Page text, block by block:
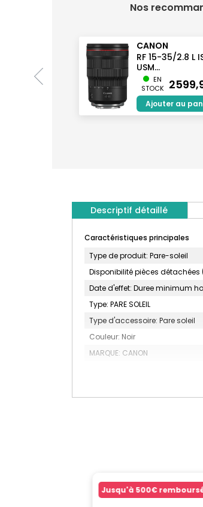
Nos
CANON
RF 15-35/2.8 L
USM...
EN
STOCK
Ajouter au
Descriptif détaillé
Caractéristiques principales
Type de produit: Pare-soleil
Disponibilité pièces détachées
Date d'effet: Duree minimum
Type: PARE SOLEIL
Type d'accessoire: Pare soleil
Couleur: Noir
MARQUE: CANON
Jusqu'à 500€